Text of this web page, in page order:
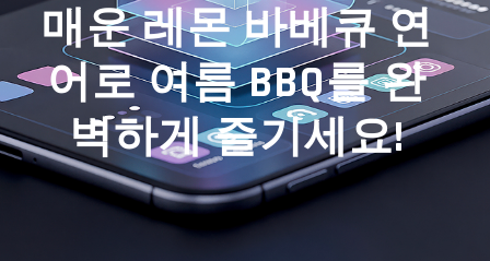
매운 레몬 바베큐 연
어로 여름 BBQ를 완
벽하게 즐기세요!